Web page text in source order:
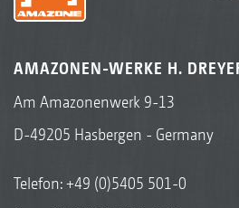
AMAZONEN-WERKE H.
Am Amazonenwerk 9-13
D-49205 Hasbergen - Germany
Telefon:+49 (0)5405 501-0